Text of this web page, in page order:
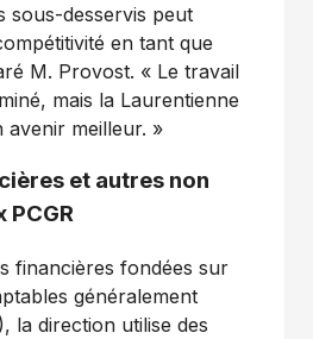
sous-desservis peut
en tant que
M. Provost. « Le travail
mais la Laurentienne
meilleur. »
et autres non
financières fondées sur
généralement
la direction utilise des